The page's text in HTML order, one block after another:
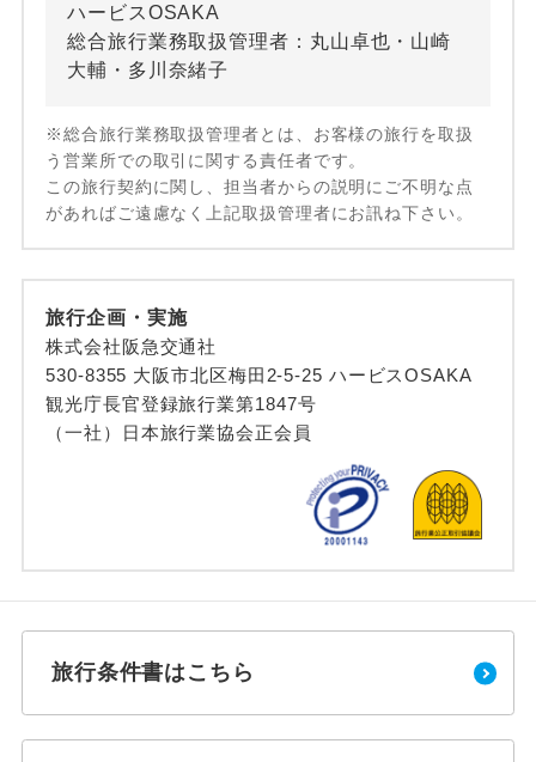
ハービスOSAKA
総合旅行業務取扱管理者：丸山卓也・山崎
大輔・多川奈緒子
※総合旅行業務取扱管理者とは、お客様の旅行を取扱
う営業所での取引に関する責任者です。
この旅行契約に関し、担当者からの説明にご不明な点
があればご遠慮なく上記取扱管理者にお訊ね下さい。
旅行企画・実施
株式会社阪急交通社
530-8355 大阪市北区梅田2-5-25 ハービスOSAKA
観光庁長官登録旅行業第1847号
（一社）日本旅行業協会正会員
旅行条件書はこちら